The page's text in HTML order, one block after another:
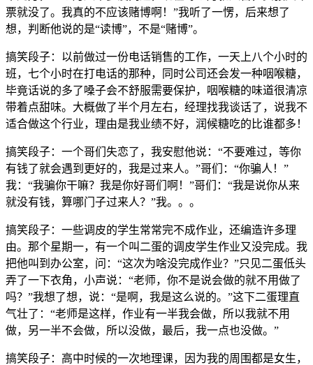
票就没了。我真的不应该赌博啊！”我听了一愣，后来想了
想，判断他说的是“读博”，不是“赌博”。
搞笑段子：以前做过一份电话销售的工作，一天上八个小时的
班，七个小时在打电话的那种，同时公司还会发一种咽喉糖，
毕竟话说的多了嗓子会不舒服需要保护，咽喉糖的味道很清凉
带着点甜味。大概做了半个月左右，经理找我谈话了，说我不
适合做这个行业，理由是我业绩不好，润候糖吃的比谁都多！
搞笑段子：一个哥们失恋了，我安慰他说：“不要难过，等你
有钱了就会遇到更好的，我是过来人。”哥们：“你骗人！”
我：“我骗你干嘛？我是你好哥们啊！”哥们：“我是说你从来
就没有钱，算哪门子过来人？”我。。。
搞笑段子：一些调皮的学生常常完不成作业，还编造许多理
由。那个星期一，有一个叫二蛋的调皮学生作业又没完成。我
把他叫到办公室，问：“这次为啥没完成作业？”只见二蛋低头
弄了一下衣角，小声说：“老师，你不是说会做的就不用做了
吗？”我想了想，说：“是啊，我是这么说的。”这下二蛋理直
气壮了：“老师是这样，作业有一半我会做，所以我就不用
做，另一半不会做，所以没做，最后，我一点也没做。”
搞笑段子：高中时候的一次地理课，因为我的周围都是女生，